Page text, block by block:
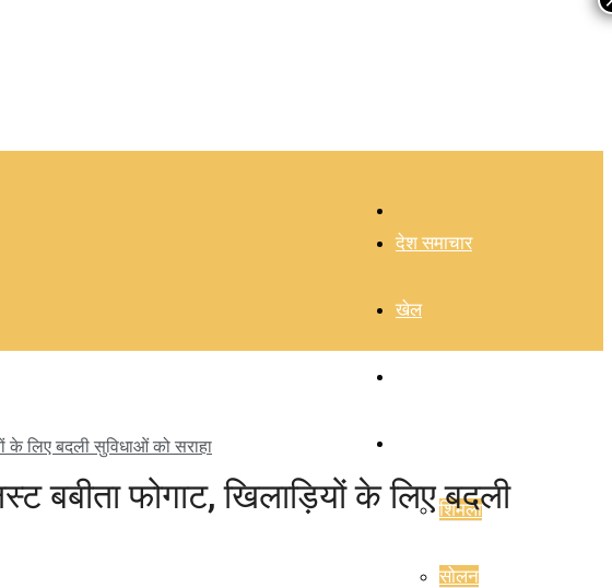
देश समाचार
खेल
शिमला
सोलन
के लिए बदली सुविधाओं को सराहा
फोगाट, खिलाड़ियों के लिए बदली